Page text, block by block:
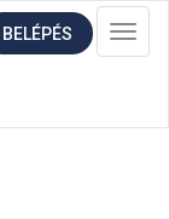
BELÉPÉS